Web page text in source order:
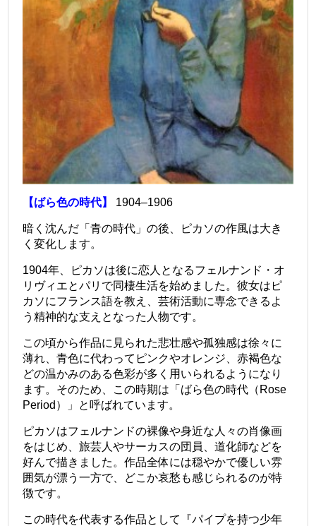
【ばら色の時代】 1904–1906
暗く沈んだ「青の時代」の後、ピカソの作風は大き
く変化します。
1904年、ピカソは後に恋人となるフェルナンド・オ
リヴィエとパリで同棲生活を始めました。彼女はピ
カソにフランス語を教え、芸術活動に専念できるよ
う精神的な支えとなった人物です。
この頃から作品に見られた悲壮感や孤独感は徐々に
薄れ、青色に代わってピンクやオレンジ、赤褐色な
どの温かみのある色彩が多く用いられるようになり
ます。そのため、この時期は「ばら色の時代（Rose
Period）」と呼ばれています。
ピカソはフェルナンドの裸像や身近な人々の肖像画
をはじめ、旅芸人やサーカスの団員、道化師などを
好んで描きました。作品全体には穏やかで優しい雰
囲気が漂う一方で、どこか哀愁も感じられるのが特
徴です。
この時代を代表する作品として『パイプを持つ少年